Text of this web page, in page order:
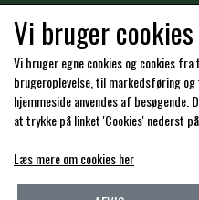
Hos os kan du betale med:
Vi bruger cookies
Vi bruger egne cookies og cookies
brugeroplevelse, til markedsføring
hjemmeside anvendes af
at trykke på linket 'Cookies' nederst
Læs mere om cookies her